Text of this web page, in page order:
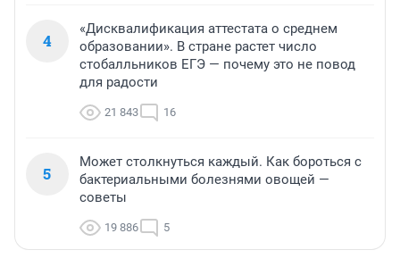
4
«Дисквалификация аттестата о среднем
образовании». В стране растет число
стобалльников ЕГЭ — почему это не повод
для радости
21 843 16
5
Может столкнуться каждый. Как бороться с
бактериальными болезнями овощей —
советы
19 886 5